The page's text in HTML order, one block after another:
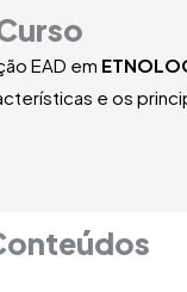
EAD em
e os